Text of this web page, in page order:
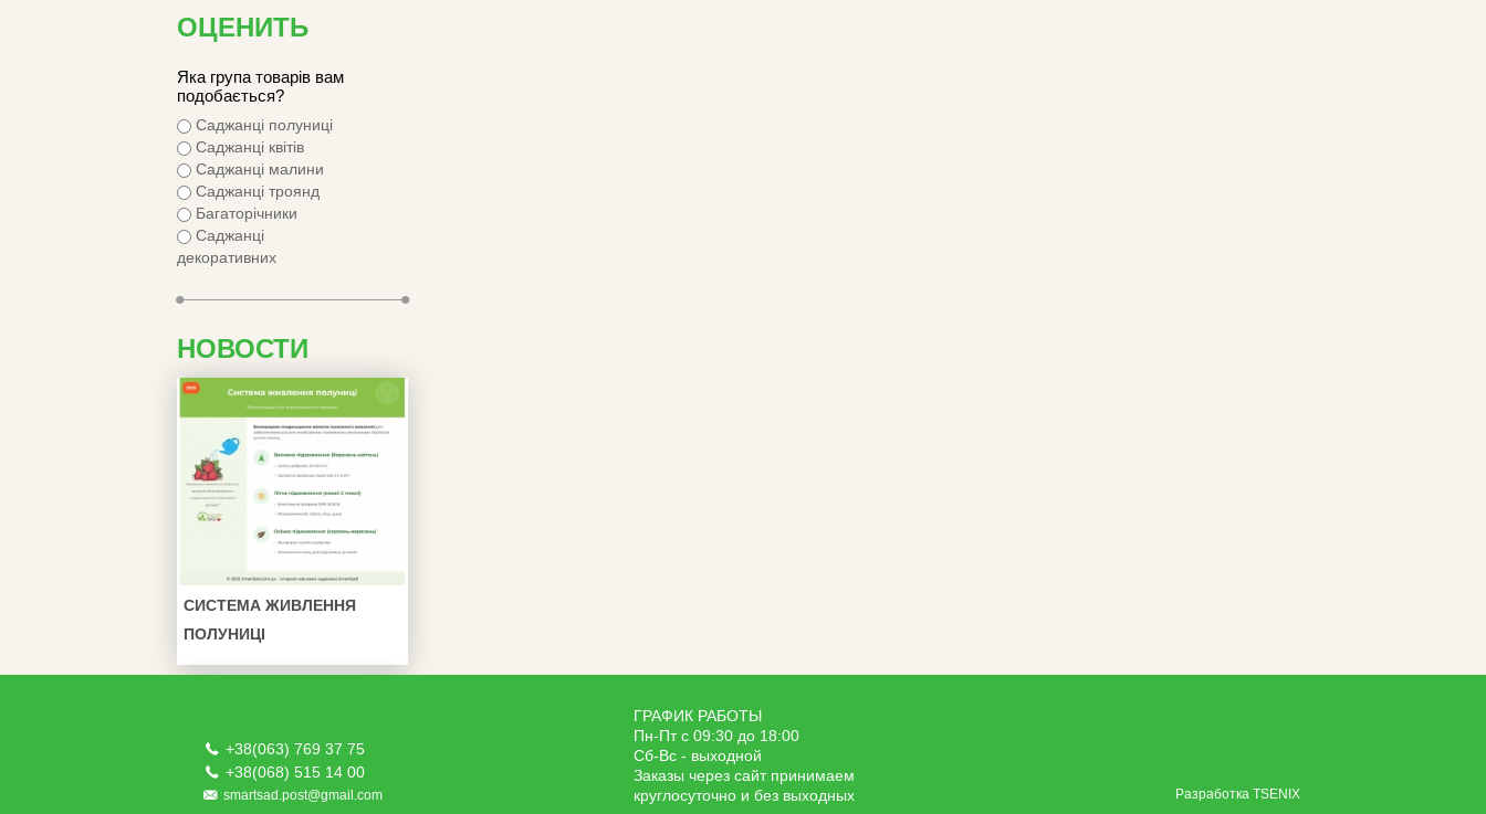
ОЦЕНИТЬ
Яка група товарів вам
подобається?
Саджанці полуниці
Саджанці квітів
Саджанці малини
Саджанці троянд
Багаторічники
Саджанці
декоративних
НОВОСТИ
СИСТЕМА ЖИВЛЕННЯ
ПОЛУНИЦІ
+38(063) 769 37 75
+38(068) 515 14 00
smartsad.post@gmail.com
ГРАФИК РАБОТЫ
Пн-Пт с 09:30 до 18:00
Сб-Вс - выходной
Заказы через сайт принимаем
круглосуточно и без выходных
Разработка TSENIX